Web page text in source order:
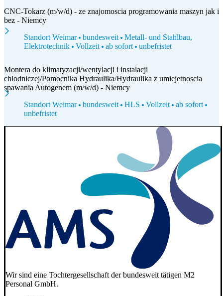
CNC-Tokarz (m/w/d) - ze znajomoscia programowania maszyn jak i
bez - Niemcy
Standort Weimar
bundesweit
Metall- und Stahlbau,
Elektrotechnik
Vollzeit ab sofort unbefristet
Montera do klimatyzacji/wentylacji i instalacji
chlodniczej/Pomocnika Hydraulika/Hydraulika z umiejetnoscia
spawania Autogenem (m/w/d) - Niemcy
Standort Weimar
bundesweit HLS Vollzeit
ab sofort
unbefristet
Wir sind eine Tochtergesellschaft der bundesweit tätigen M2
Personal GmbH.